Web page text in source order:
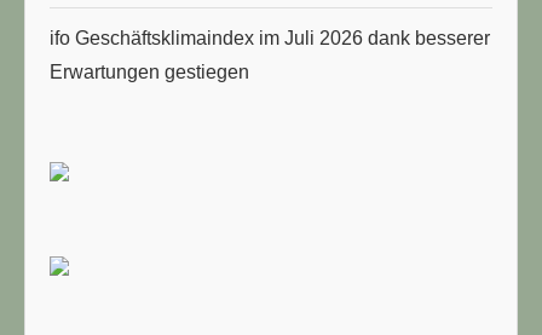
ifo Geschäftsklimaindex im Juli 2026 dank besserer
Erwartungen gestiegen